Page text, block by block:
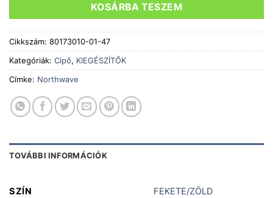
KOSÁRBA TESZEM
Cikkszám: 80173010-01-47
Kategóriák: Cipő, KIEGÉSZÍTŐK
Címke: Northwave
TOVÁBBI INFORMÁCIÓK
SZÍN FEKETE/ZÖLD